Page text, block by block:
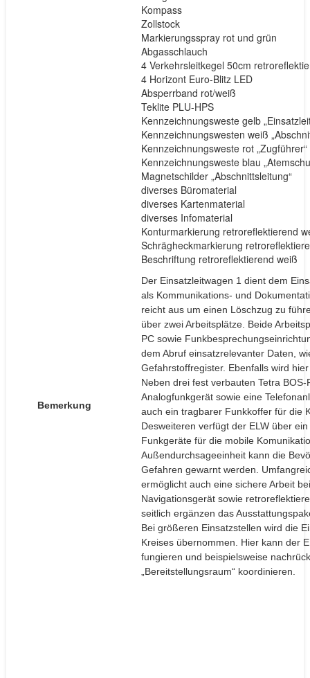
Kompass
Zollstock
Markierungsspray rot und grün
Abgasschlauch
4 Verkehrsleitkegel 50cm
4 Horizont Euro-Blitz LED
Absperrband rot/weiß
Teklite PLU-HPS
Kennzeichnungsweste gelb
Kennzeichnungswesten weiß
Kennzeichnungsweste rot „Zugführer“
Kennzeichnungsweste blau
Magnetschilder „Abschnittsleitung“
diverses Büromaterial
diverses Kartenmaterial
diverses Infomaterial
Konturmarkierung retroreflektierend
Schrägheckmarkierung
Beschriftung retroreflektierend weiß
Bemerkung
Der Einsatzleitwagen 1 dient dem
als Kommunikations- und
reicht aus um einen Löschzug zu
über zwei Arbeitsplätze. Beide
PC sowie
dem Abruf einsatzrelevanter Daten,
Gefahrstoffregister. Ebenfalls wird
Neben drei fest verbauten Tetra
Analogfunkgerät sowie eine
auch ein tragbarer Funkkoffer für die
Desweiteren verfügt der ELW über
Funkgeräte für die mobile
Außendurchsageeinheit kann die
Gefahren gewarnt werden.
ermöglicht auch eine sichere Arbeit
Navigationsgerät sowie
seitlich ergänzen das
Bei größeren Einsatzstellen wird die
Kreises übernommen. Hier kann der
fungieren und beispielsweise
„Bereitstellungsraum“ koordinieren.